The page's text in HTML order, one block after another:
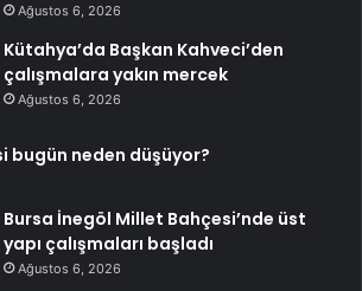
Ağustos 6, 2026
Kütahya’da Başkan Kahveci’den
çalışmalara yakın mercek
Ağustos 6, 2026
bugün neden düşüyor?
Bursa İnegöl Millet Bahçesi’nde üst
yapı çalışmaları başladı
Ağustos 6, 2026